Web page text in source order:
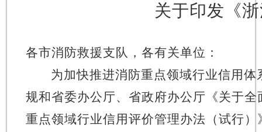
关于印发《
各市消防救援支队，各有关单位：
为加快推进消防重点领域行业信用
规和省委办公厅、省政府办公厅《关于
重点领域行业信用评价管理办法（试行）